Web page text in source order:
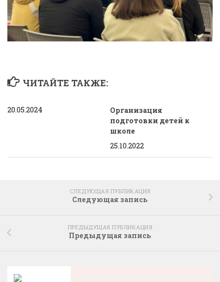
ЧИТАЙТЕ ТАКЖЕ:
20.05.2024
Организация
подготовки детей к
школе
25.10.2022
СЛЕДУЮЩАЯ ПУБЛИКАЦИЯ
Следующая запись
ПРЕДЫДУЩАЯ ПУБЛИКАЦИЯ
Предыдущая запись